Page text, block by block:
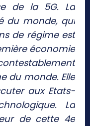
de la 5G. La
du monde, qui
de régime est
économie
du monde. Elle
aux Etats-
La
de cette 4e